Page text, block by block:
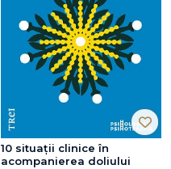
10 situații clinice în
acompanierea doliului